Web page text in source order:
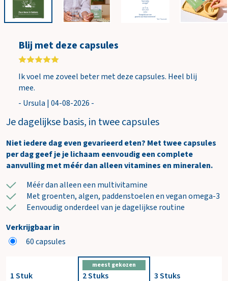
Blij met deze capsules
Ik voel me zoveel beter met deze capsules. Heel blij
mee.
- Ursula | 04-08-2026 -
Je dagelijkse basis, in twee capsules
Niet iedere dag even gevarieerd eten? Met twee capsules
per dag geef je je lichaam eenvoudig een complete
aanvulling met méér dan alleen vitamines en mineralen.
Méér dan alleen een multivitamine
Met groenten, algen, paddenstoelen en vegan omega-3
Eenvoudig onderdeel van je dagelijkse routine
Verkrijgbaar in
60 capsules
1 Stuk
2 Stuks
meest gekozen
3 Stuks
l
w
a
n